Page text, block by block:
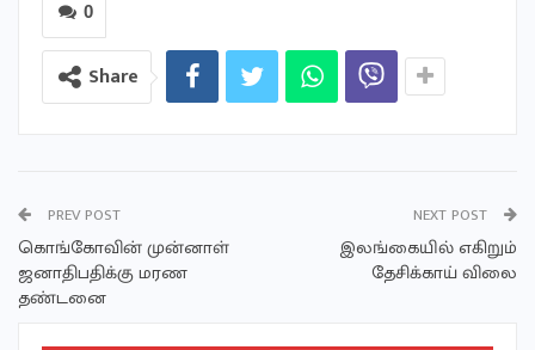
0
Share
PREV POST
கொங்கோவின் முன்னாள்
ஜனாதிபதிக்கு மரண
தண்டனை
NEXT POST
இலங்கையில் எகிறும்
தேசிக்காய் விலை